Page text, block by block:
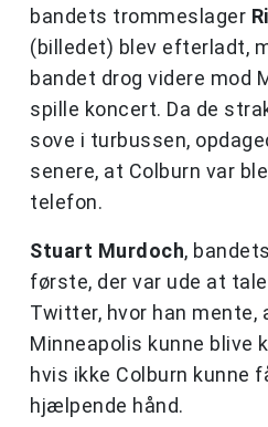
bandets trommeslager
(billedet) blev efterladt,
bandet drog videre mod
spille koncert. Da de
sove i turbussen,
senere, at Colburn var
telefon.
Stuart Murdoch,
første, der var ude at
Twitter, hvor han mente,
Minneapolis kunne blive
hvis ikke Colburn kunne
hjælpende hånd.